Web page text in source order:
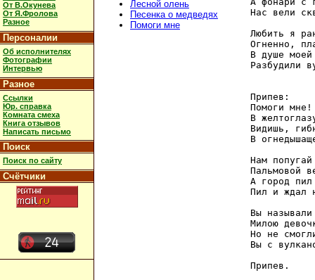
От В.Окунева
От Я.Фролова
Разное
Персоналии
Об исполнителях
Фотографии
Интервью
Разное
Ссылки
Юр. справка
Комната смеха
Книга отзывов
Написать письмо
Поиск
Поиск по сайту
Счётчики
Лесной олень
Песенка о медведях
Помоги мне
Нас вели
Любить я
Огненно,
В душе
Разбудили
Припев:
Помоги
В
Видишь,
В
Нам
Пальмовой
А город
Пил и ждал
Вы
Милою
Но не
Вы с
Припев.